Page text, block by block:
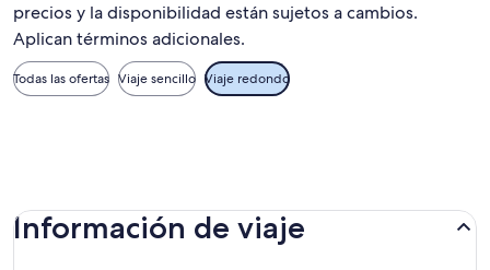
precios y la disponibilidad están sujetos a cambios.
Aplican términos adicionales.
Todas las ofertas Viaje sencillo Viaje redondo
Información de viaje